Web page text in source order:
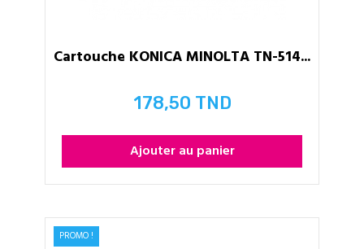
Cartouche KONICA MINOLTA TN-514...
Prix
178,50 TND
Ajouter au panier
PROMO !